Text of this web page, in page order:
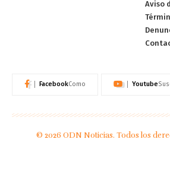
Aviso
FacebookComo Youtube
© 2026 ODN Noticias. Todos los